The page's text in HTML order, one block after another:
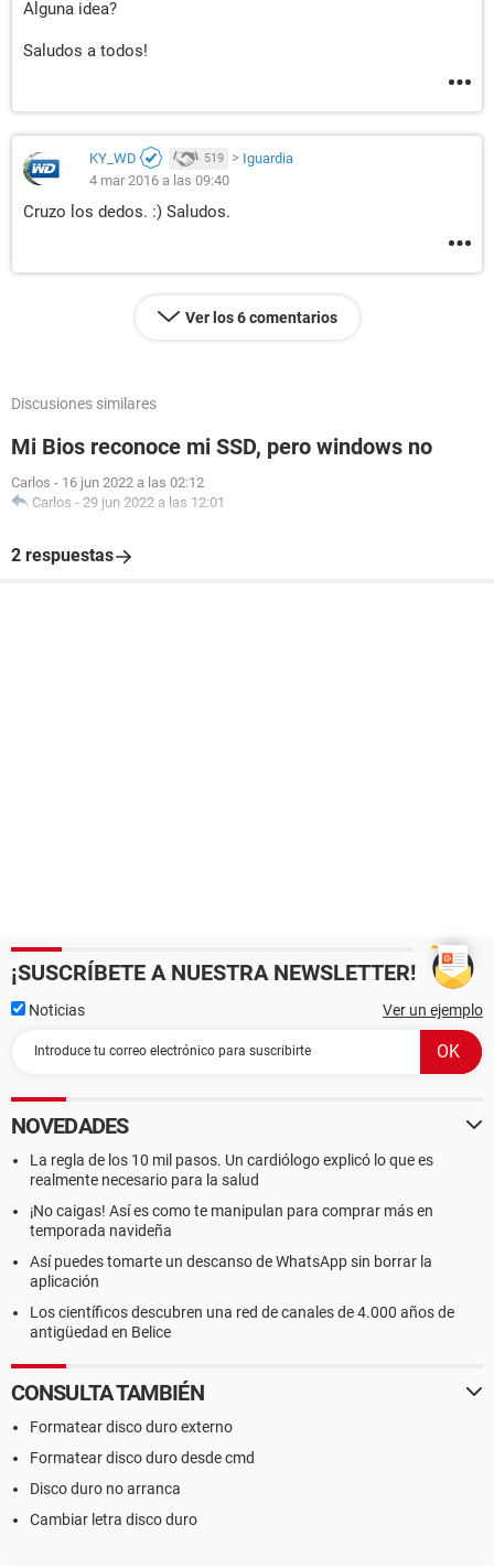
Alguna idea?
Saludos a todos!
KY_WD 519 > Iguardia
4 mar 2016 a las 09:40
Cruzo los dedos. :) Saludos.
Ver los 6 comentarios
Discusiones similares
Mi Bios reconoce mi SSD, pero windows no
Carlos - 16 jun 2022 a las 02:12
Carlos - 29 jun 2022 a las 12:01
2 respuestas
¡SUSCRÍBETE A NUESTRA NEWSLETTER!
Noticias Ver un ejemplo
NOVEDADES
La regla de los 10 mil pasos. Un cardiólogo explicó lo que es
realmente necesario para la salud
¡No caigas! Así es como te manipulan para comprar más en
temporada navideña
Así puedes tomarte un descanso de WhatsApp sin borrar la
aplicación
Los científicos descubren una red de canales de 4.000 años de
antigüedad en Belice
CONSULTA TAMBIÉN
Formatear disco duro externo
Formatear disco duro desde cmd
Disco duro no arranca
Cambiar letra disco duro